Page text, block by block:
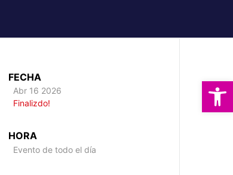
Abrir
FECHA
Abr 16 2026
Finalizdo!
HORA
Evento de todo el día